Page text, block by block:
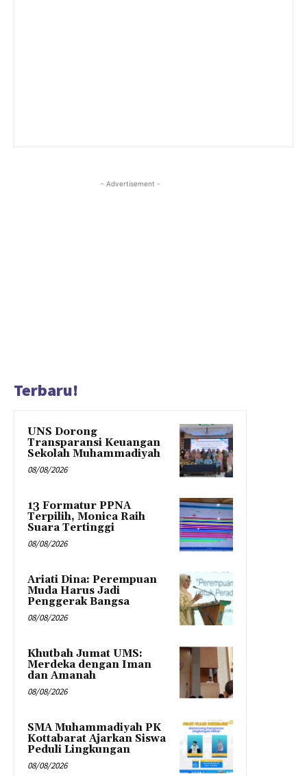
- Advertisement -
Terbaru!
UNS Dorong
Transparansi Keuangan
Sekolah Muhammadiyah
08/08/2026
13 Formatur PPNA
Terpilih, Monica Raih
Suara Tertinggi
08/08/2026
Ariati Dina: Perempuan
Muda Harus Jadi
Penggerak Bangsa
08/08/2026
Khutbah Jumat UMS:
Merdeka dengan Iman
dan Amanah
08/08/2026
SMA Muhammadiyah PK
Kottabarat Ajarkan Siswa
Peduli Lingkungan
08/08/2026